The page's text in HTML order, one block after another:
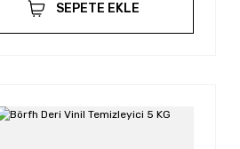
SEPETE EKLE